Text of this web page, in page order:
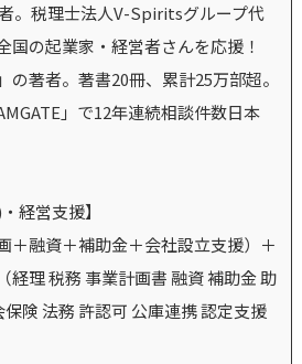
。税理士法人V-Spiritsグループ代
国の起業家・経営者さんを応援！
の著者。著書20冊、累計25万部超。
」で12年連続相談件数日本
経営支援】
＋融資＋補助金＋会社設立支援）＋
経理 税務 事業計画書 融資 補助金 助
険 法務 許認可 公庫連携 認定支援